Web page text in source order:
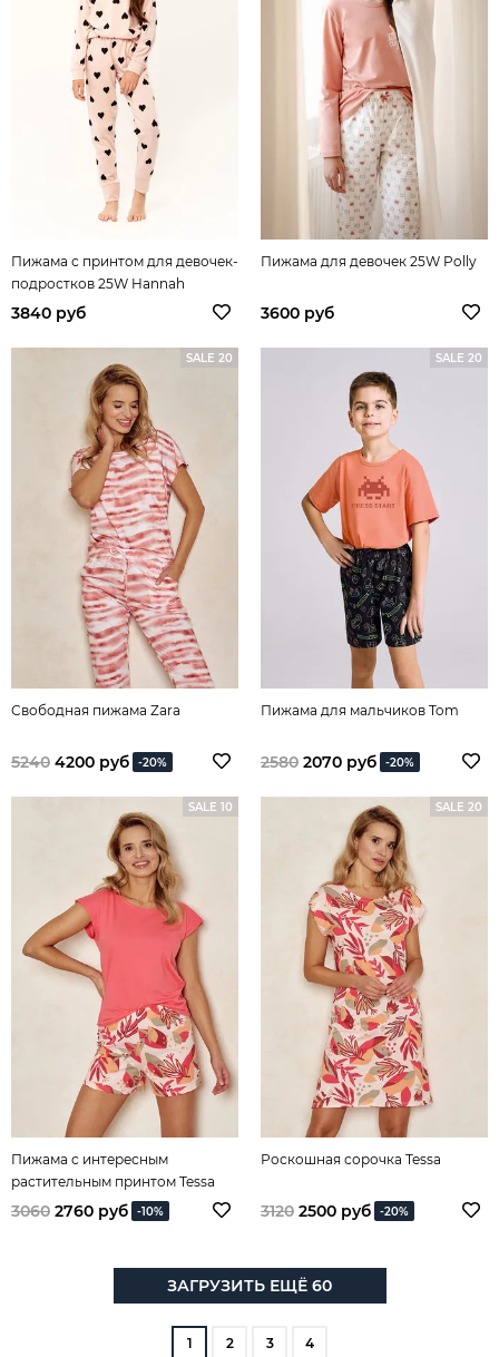
Пижама с принтом для девочек-
подростков 25W Hannah
3840 руб
Пижама для девочек 25W Polly
3600 руб
SALE 20
Свободная пижама Zara
5240 4200 руб -20%
SALE 20
Пижама для мальчиков Tom
2580 2070 руб -20%
SALE 10
Пижама с интересным
растительным принтом Tessa
3060 2760 руб -10%
SALE 20
Роскошная сорочка Tessa
3120 2500 руб -20%
ЗАГРУЗИТЬ ЕЩЁ 60
1 2 3 4